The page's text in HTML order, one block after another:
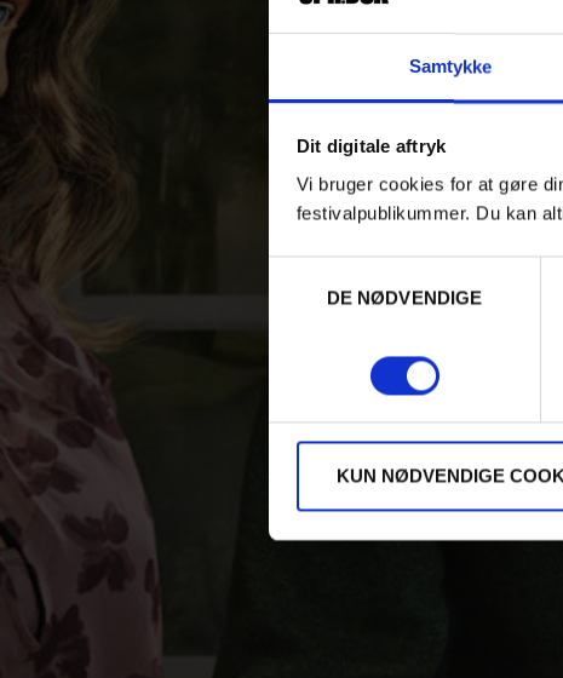
Samtykke
Dit digitale aftryk
Vi bruger cookies for at gøre
festivalpublikummer. Du kan
DE NØDVENDIGE
KUN NØDVENDIGE